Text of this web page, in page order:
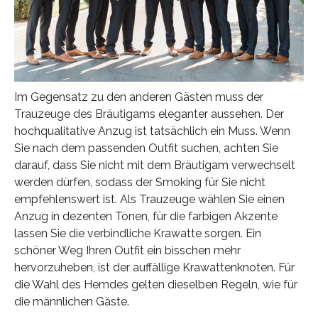
Im Gegensatz zu den anderen Gästen muss der
Trauzeuge des Bräutigams eleganter aussehen. Der
hochqualitative Anzug ist tatsächlich ein Muss. Wenn
Sie nach dem passenden Outfit suchen, achten Sie
darauf, dass Sie nicht mit dem Bräutigam verwechselt
werden dürfen, sodass der Smoking für Sie nicht
empfehlenswert ist. Als Trauzeuge wählen Sie einen
Anzug in dezenten Tönen, für die farbigen Akzente
lassen Sie die verbindliche Krawatte sorgen. Ein
schöner Weg Ihren Outfit ein bisschen mehr
hervorzuheben, ist der auffällige Krawattenknoten. Für
die Wahl des Hemdes gelten dieselben Regeln, wie für
die männlichen Gäste.